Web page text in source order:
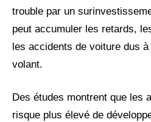
trouble par un
peut accumuler les retards,
les accidents de voiture dus
volant.
Des études montrent que les
risque plus élevé de